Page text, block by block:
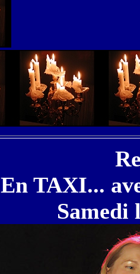
En TAXI...
Samedi